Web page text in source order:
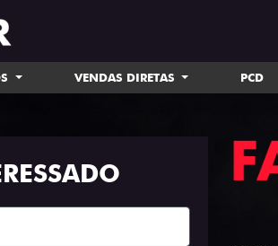
VENDAS DIRETAS PCD